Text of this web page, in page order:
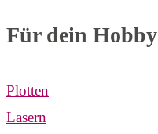
Für dein Hobby
Plotten
Lasern